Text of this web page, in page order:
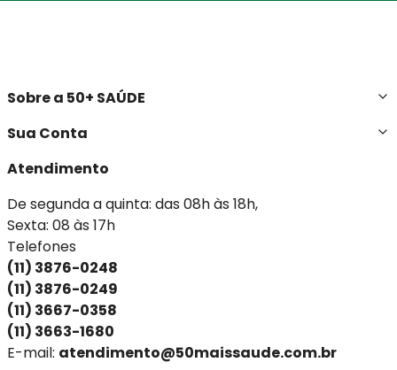
Sobre a 50+ SAÚDE
Sua Conta
Atendimento
De segunda a quinta: das 08h às 18h,
Sexta: 08 às 17h
Telefones
(11) 3876-0248
(11) 3876-0249
(11) 3667-0358
(11) 3663-1680
E-mail: atendimento@50maissaude.com.br